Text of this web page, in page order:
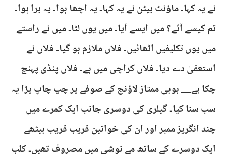
نے یہ کہا۔ ماؤنٹ بیٹن نے یہ کہا۔ یہ اچھا ہوا۔ یہ برا ہوا۔
تم کیسے آئے؟ میں ایسے آیا۔ میں یوں لٹا۔ میں نے راستے
میں یوں تکلیفیں اٹھائیں۔ فلاں ملازم ہو گیا۔ فلاں نے
استعفیٰ دے دیا۔ فلاں کراچی میں ہے۔ فلاں پنڈی پہنچ
چکا ہے__ بوبی ممتاز لاؤنج کے صوفے پر چپ چاپ پڑا یہ
سب سنا کیا۔ گیلری کی دوسری جانب ایک کمرے میں
چند انگریز ممبر اور ان کی خواتین قریب قریب بیٹھے
ایک دوسرے کے ساتھ مے نوشی میں مصروف تھیں۔ کلب